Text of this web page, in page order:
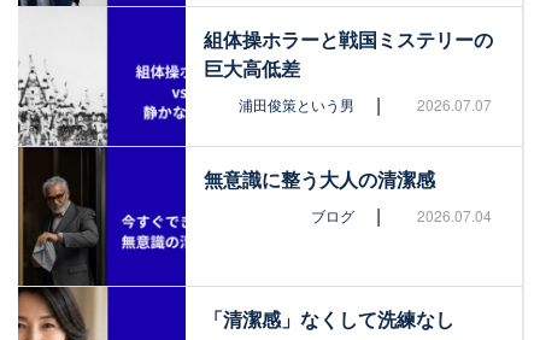
組体操ホラーと戦国ミステリーの
巨大高低差
浦田俊策という男 | 2026.07.07
無意識に整う大人の清潔感
ブログ | 2026.07.04
「清潔感」なくして洗練なし